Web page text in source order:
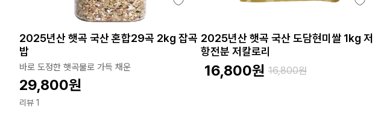
2025년산 햇곡 국산 혼합29곡 2kg 잡곡
밥
바로 도정한 햇곡물로 가득 채운
29,800원
리뷰 1
2025년산 햇곡 국산 도담현미쌀 1kg 저
항전분 저칼로리
16,800원 16,800원